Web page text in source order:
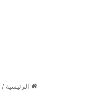
الرئيسية /